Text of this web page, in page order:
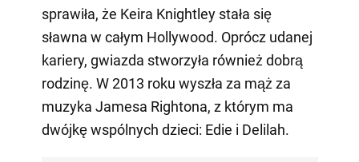
sprawiła, że Keira Knightley stała się
sławna w całym Hollywood. Oprócz udanej
kariery, gwiazda stworzyła również dobrą
rodzinę. W 2013 roku wyszła za mąż za
muzyka Jamesa Rightona, z którym ma
dwójkę wspólnych dzieci: Edie i Delilah.